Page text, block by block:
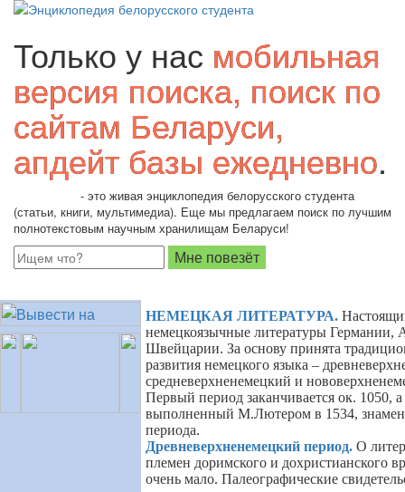
Только у нас мобильная
версия поиска, поиск по
сайтам Беларуси,
апдейт базы ежедневно.
- это живая энциклопедия белорусского студента
(статьи, книги, мультимедиа). Еще мы предлагаем поиск по лучшим
полнотекстовым научным хранилищам Беларуси!
НЕМЕЦКАЯ ЛИТЕРАТУРА.
немецкоязычные литературы Германии,
Швейцарии. За основу принята
развития немецкого языка –
средневерхненемецкий и
Первый период заканчивается ок. 1050,
выполненный М.Лютером в 1534,
периода.
Древневерхненемецкий период. О
племен доримского и дохристианского
очень мало. Палеографические